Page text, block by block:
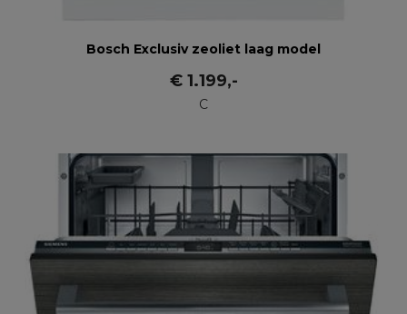
Bosch Exclusiv zeoliet laag model
€1.199,-
C